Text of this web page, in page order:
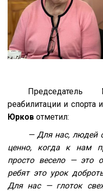
Председатель
реабилитации и спорта
Юрков отметил:
— Для нас, людей
ценно, когда к нам
просто весело — это
ребят это урок
Для нас — глоток